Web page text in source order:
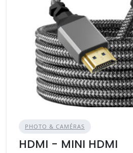
PHOTO & CAMÉRAS
HDMI - MINI HDMI